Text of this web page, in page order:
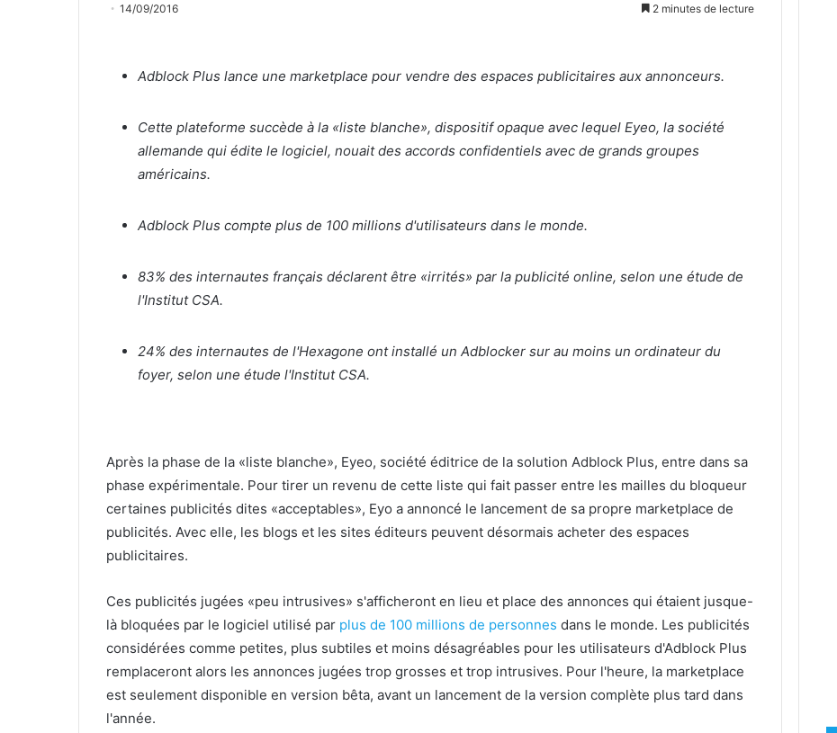
14/09/2016 2 minutes de lecture
Adblock Plus lance une marketplace pour vendre des espaces publicitaires aux annonceurs.
Cette plateforme succède à la «liste blanche», dispositif opaque avec lequel Eyeo, la société
allemande qui édite le logiciel, nouait des accords confidentiels avec de grands groupes
américains.
Adblock Plus compte plus de 100 millions d'utilisateurs dans le monde.
83% des internautes français déclarent être «irrités» par la publicité online, selon une étude de
l'Institut CSA.
24% des internautes de l'Hexagone ont installé un Adblocker sur au moins un ordinateur du
foyer, selon une étude l'Institut CSA.
Après la phase de la «liste blanche», Eyeo, société éditrice de la solution Adblock Plus, entre dans sa
phase expérimentale. Pour tirer un revenu de cette liste qui fait passer entre les mailles du bloqueur
certaines publicités dites «acceptables», Eyo a annoncé le lancement de sa propre marketplace de
publicités. Avec elle, les blogs et les sites éditeurs peuvent désormais acheter des espaces
publicitaires.
Ces publicités jugées «peu intrusives» s'afficheront en lieu et place des annonces qui étaient jusque-
là bloquées par le logiciel utilisé par plus de 100 millions de personnes dans le monde. Les publicités
considérées comme petites, plus subtiles et moins désagréables pour les utilisateurs d'Adblock Plus
remplaceront alors les annonces jugées trop grosses et trop intrusives. Pour l'heure, la marketplace
est seulement disponible en version bêta, avant un lancement de la version complète plus tard dans
l'année.